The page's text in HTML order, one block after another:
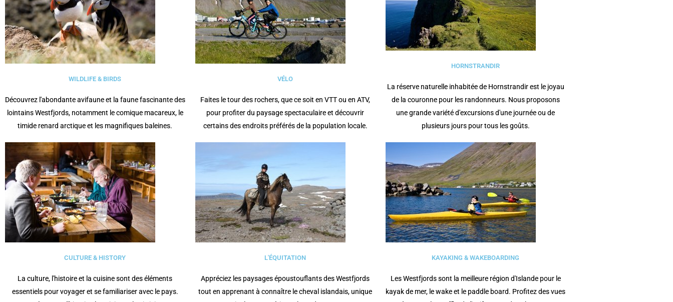
WILDLIFE & BIRDS
Découvrez l'abondante avifaune et la faune fascinante des
lointains Westfjords, notamment le comique macareux, le
timide renard arctique et les magnifiques baleines.
CULTURE & HISTORY
La culture, l'histoire et la cuisine sont des éléments
essentiels pour voyager et se familiariser avec le pays.
VÉLO
Faites le tour des rochers, que ce soit en VTT ou en ATV,
pour profiter du paysage spectaculaire et découvrir
certains des endroits préférés de la population locale.
L'ÉQUITATION
Appréciez les paysages époustouflants des Westfjords
tout en apprenant à connaître le cheval islandais, unique
HORNSTRANDIR
La réserve naturelle inhabitée de Hornstrandir est le joyau
de la couronne pour les randonneurs. Nous proposons
une grande variété d'excursions d'une journée ou de
plusieurs jours pour tous les goûts.
KAYAKING & WAKEBOARDING
Les Westfjords sont la meilleure région d'Islande pour le
kayak de mer, le wake et le paddle board. Profitez des vues